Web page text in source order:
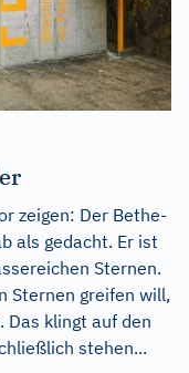
zeigen: Der Bethe-
als gedacht. Er ist
Sternen.
Sternen greifen will,
Das klingt auf den
stehen...